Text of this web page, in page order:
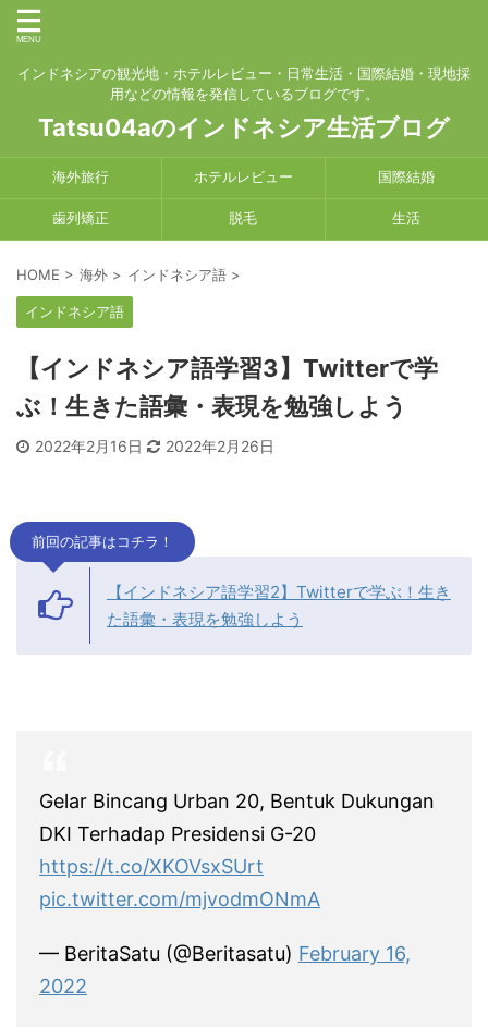
インドネシアの観光地・ホテルレビュー・日常生活・国際結婚・現地採
用などの情報を発信しているブログです。
Tatsu04aのインドネシア生活ブログ
海外旅行 ホテルレビュー 国際結婚
歯列矯正 脱毛 生活
HOME > 海外 > インドネシア語 >
インドネシア語
【インドネシア語学習3】Twitterで学
ぶ！生きた語彙・表現を勉強しよう
2022年2月16日 2022年2月26日
前回の記事はコチラ！
【インドネシア語学習2】Twitterで学ぶ！生き
た語彙・表現を勉強しよう
Gelar Bincang Urban 20, Bentuk Dukungan
DKI Terhadap Presidensi G-20
https://t.co/XKOVsxSUrt
pic.twitter.com/mjvodmONmA
— BeritaSatu (@Beritasatu) February 16,
2022